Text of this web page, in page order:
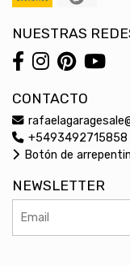
NUESTRAS
CONTACTO
+5493492715858
Botón de
NEWSLETTER